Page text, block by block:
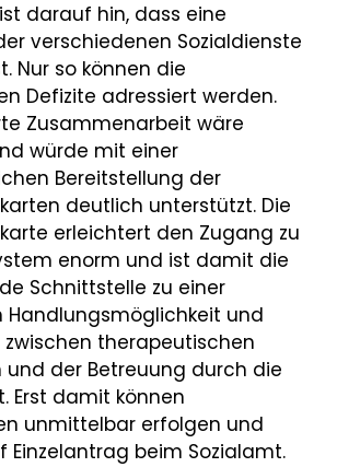
darauf hin, dass eine
verschiedenen Sozialdienste
Nur so können die
Defizite adressiert werden.
Zusammenarbeit wäre
würde mit einer
Bereitstellung der
deutlich unterstützt. Die
erleichtert den Zugang zu
enorm und ist damit die
Schnittstelle zu einer
Handlungsmöglichkeit und
therapeutischen
der Betreuung durch die
Erst damit können
unmittelbar erfolgen und
Einzelantrag beim Sozialamt.